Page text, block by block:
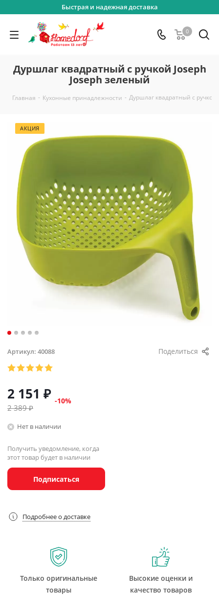
Быстрая и надежная доставка
0
Дуршлаг квадратный с ручкой Joseph
Joseph зеленый
Главная - Кухонные принадлежности - Дуршлаг квадратный с ручкой
АКЦИЯ
Артикул: 40088 Поделиться
2 151 ₽
2 389₽
-10%
Нет в наличии
Получить уведомление, когда
этот товар будет в наличии
Подписаться
Подробнее о доставке
Только оригинальные
товары
Высокие оценки и
качество товаров